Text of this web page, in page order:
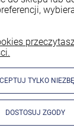
naraża Cię na
pracownik
model. By
do Ciebie
będzie najlepsza?
czytaj całość »
TYLKO
DOSTOSUJ ZGODY